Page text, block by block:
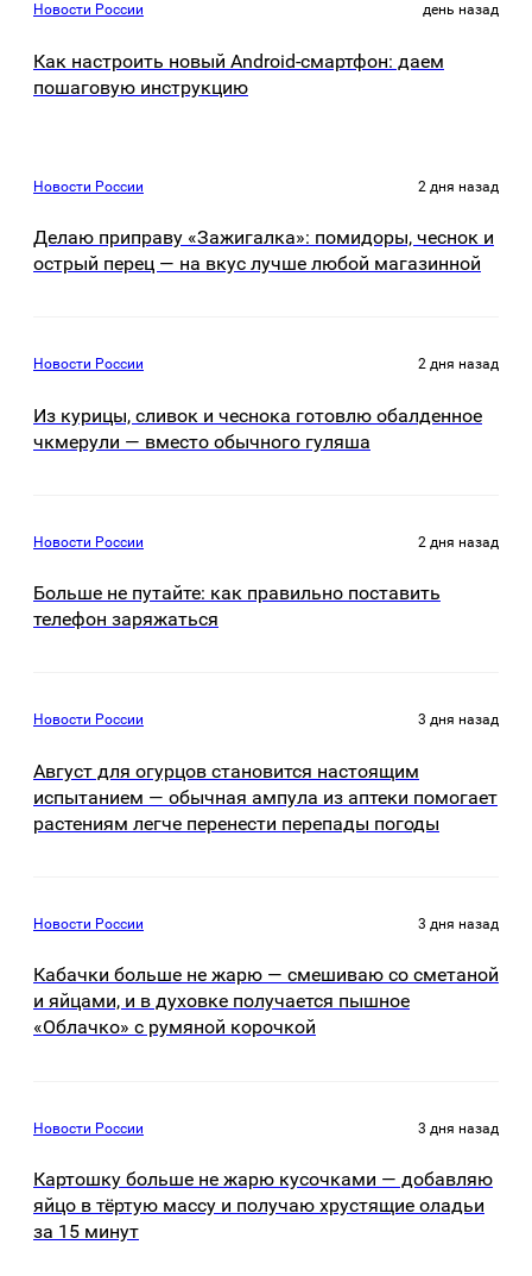
Новости России день назад
Как настроить новый Android-смартфон: даем
пошаговую инструкцию
Новости России 2 дня назад
Делаю приправу «Зажигалка»: помидоры, чеснок и
острый перец — на вкус лучше любой магазинной
Новости России 2 дня назад
Из курицы, сливок и чеснока готовлю обалденное
чкмерули — вместо обычного гуляша
Новости России 2 дня назад
Больше не путайте: как правильно поставить
телефон заряжаться
Новости России 3 дня назад
Август для огурцов становится настоящим
испытанием — обычная ампула из аптеки помогает
растениям легче перенести перепады погоды
Новости России 3 дня назад
Кабачки больше не жарю — смешиваю со сметаной
и яйцами, и в духовке получается пышное
«Облачко» с румяной корочкой
Новости России 3 дня назад
Картошку больше не жарю кусочками — добавляю
яйцо в тёртую массу и получаю хрустящие оладьи
за 15 минут